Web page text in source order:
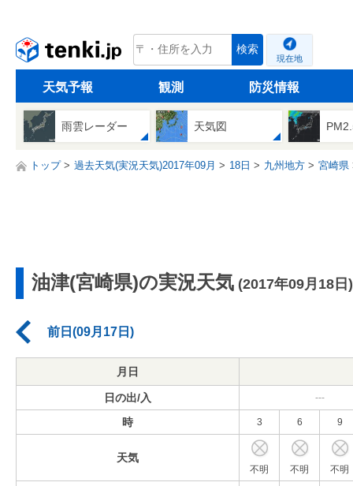
tenki.jp 検索
現在地
天気予報 観測 防災情報
雨雲レーダー 天気図
トップ 過去天気(実況天気)2017年09月 18日 九州地方 宮崎県
油津(宮崎県)の実況天気 (2017年09月18日)
前日(09月17日)
月日
日の出/入 ---
時 3 6 9
天気
不明 不明 不明